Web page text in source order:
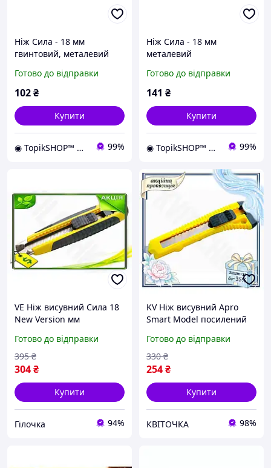
Ніж Сила - 18 мм
гвинтовий, металевий
Готово до відправки
102₴
Купити
◉ TopikSHOP™ ◉ - онлайн магазин корисних товарів для дому, дачі, саду, майстерні та гаражу 99%
Ніж Сила - 18 мм
металевий
Готово до відправки
141 ₴
Купити
◉ TopikSHOP™ ◉ - онлайн магазин корисних товарів для дому, дачі, саду, майстерні та гаражу 99%
VE Ніж висувний Сила 18
New Version мм
для розрізання паперу та
картону з автоз N6W_VER
Готово до відправки
304₴
395 ₴
Купити
Гілочка 94%
KV Ніж висувний Apro
Smart Model посилений
та картону
канцелярський ніж з авт
99/KVI
Готово до відправки
254₴
330 ₴
Купити
КВІТОЧКА 98%